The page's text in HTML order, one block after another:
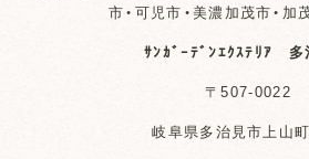
市・可児市・美濃加茂市・加
ｻﾝｶﾞｰﾃﾞﾝｴｸｽﾃﾘｱ 多
〒507-0022
岐阜県多治見市上山